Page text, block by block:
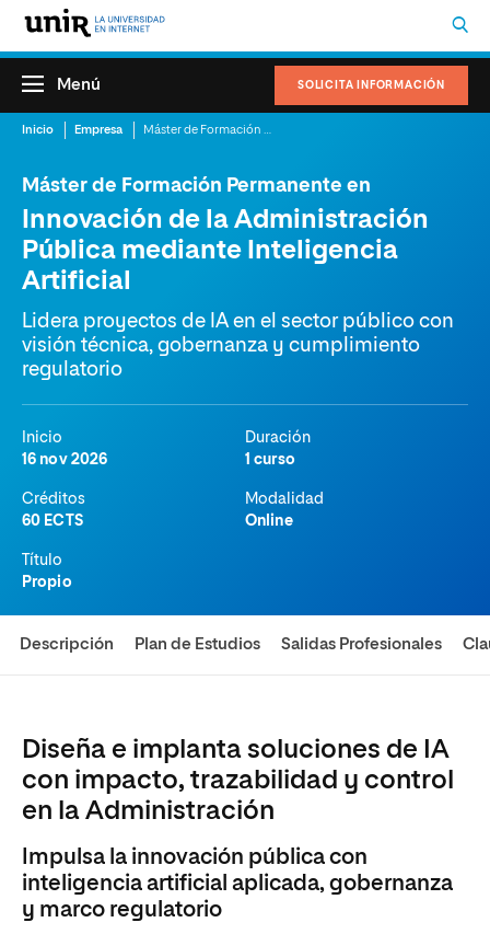
SOLICITA INFORMACIÓN
Menú
Inicio Empresa
Máster de Formación Permanente en
Innovación de la Administración
Pública mediante Inteligencia
Artificial
Lidera proyectos de IA en el sector público con
visión técnica, gobernanza y cumplimiento
regulatorio
Inicio
16 nov 2026
Duración
1 curso
Créditos
60 ECTS
Modalidad
Online
Título
Propio
Descripción Plan de Estudios Salidas Profesionales
Diseña e implanta soluciones de IA
con impacto, trazabilidad y control
en la Administración
Impulsa la innovación pública con
inteligencia artificial aplicada, gobernanza
y marco regulatorio